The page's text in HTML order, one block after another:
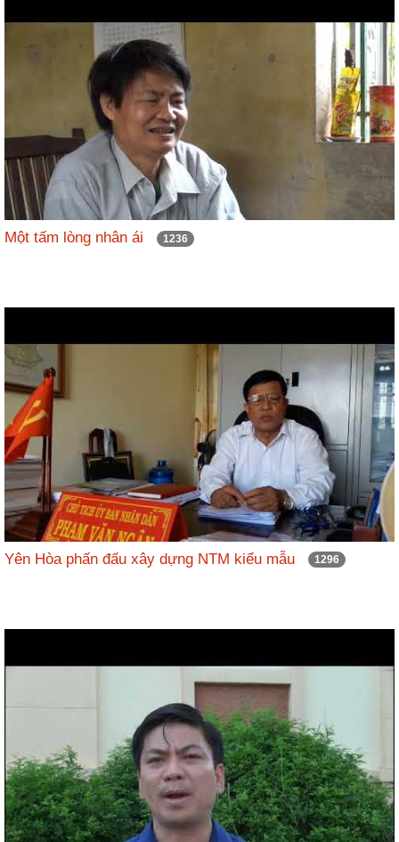
Một tấm lòng nhân ái 1236
Yên Hòa phấn đấu xây dựng NTM kiểu mẫu 1296